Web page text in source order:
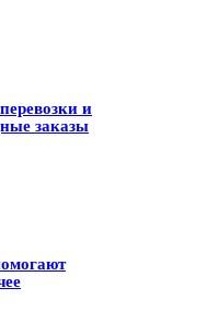
и
заказы